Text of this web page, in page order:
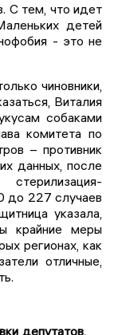
С тем, что идет
детей
- это не
чиновники,
Виталия
собаками
комитета по
– противник
данных, после
до 227 случаев
указала,
крайние меры
регионах, как
отличные,
депутатов,